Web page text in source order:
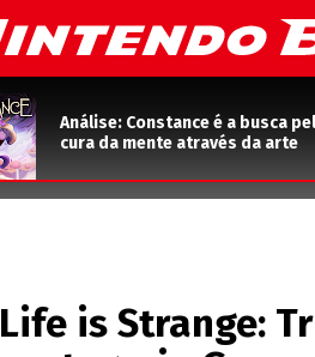
Análise: Constance é a busca
cura da mente através da arte
Life is Strange: